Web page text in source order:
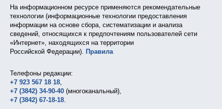
На информационном ресурсе применяются рекомендательные
технологии (информационные технологии предоставления
информации на основе сбора, систематизации и анализа
сведений, относящихся к предпочтениям пользователей сети
«Интернет», находящихся на территории
Российской Федерации). Правила
Телефоны редакции:
+7 923 567 18 18,
+7 (3842) 34-90-40 (многоканальный),
+7 (3842) 67-18-18.